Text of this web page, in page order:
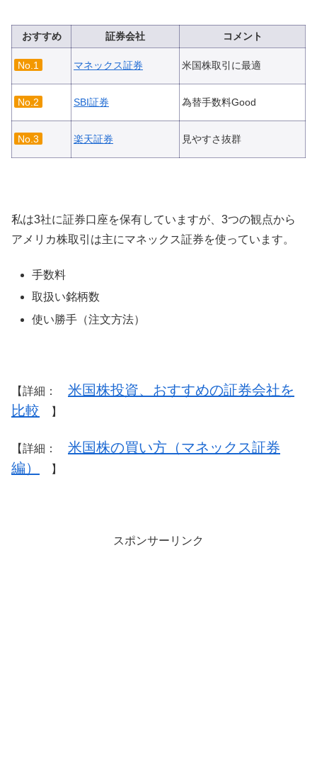
おすすめ 証券会社 コメント
No.1 マネックス証券 米国株取引に最適
No.2 SBI証券 為替手数料Good
No.3 楽天証券 見やすさ抜群
私は3社に証券口座を保有していますが、3つの観点から
アメリカ株取引は主にマネックス証券を使っています。
手数料
取扱い銘柄数
使い勝手（注文方法）
【詳細：
米国株投資、おすすめの証券会社を
比較
】
【詳細：
米国株の買い方（マネックス証券
編）
】
スポンサーリンク